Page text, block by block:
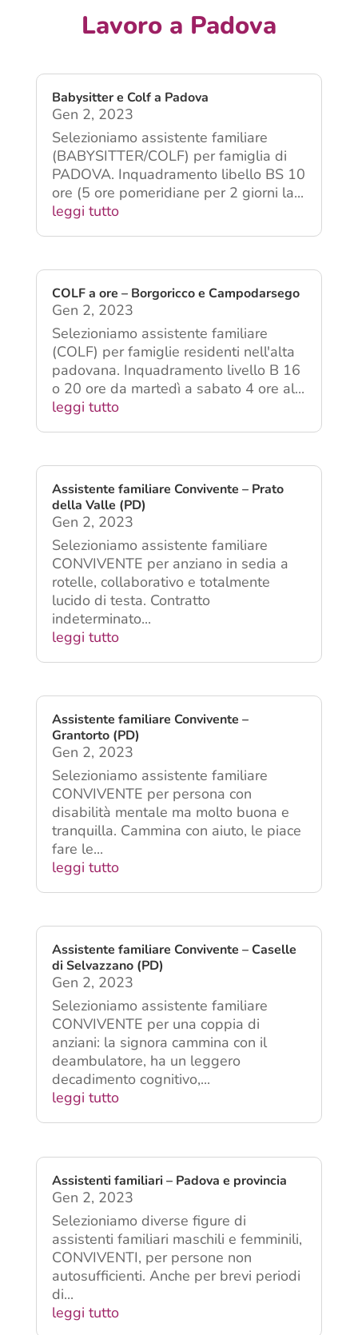
Gen 2, 2023
Selezioniamo assistente familiare
(BABYSITTER/COLF) per famiglia di
PADOVA. Inquadramento libello BS 10
ore (5 ore pomeridiane per 2 giorni la...
leggi tutto
Gen 2, 2023
Selezioniamo assistente familiare
(COLF) per famiglie residenti nell'alta
padovana. Inquadramento livello B 16
o 20 ore da martedì a sabato 4 ore al...
leggi tutto
Assistente familiare Convivente – Prato
Gen 2, 2023
Selezioniamo assistente familiare
CONVIVENTE per anziano in sedia a
rotelle, collaborativo e totalmente
lucido di testa. Contratto
indeterminato...
leggi tutto
Assistente familiare Convivente –
Grantorto (PD)
Gen 2, 2023
Selezioniamo assistente familiare
CONVIVENTE per persona con
disabilità mentale ma molto buona e
tranquilla. Cammina con aiuto, le piace
fare le...
leggi tutto
Assistente familiare Convivente – Caselle
di Selvazzano (PD)
Gen 2, 2023
Selezioniamo assistente familiare
CONVIVENTE per una coppia di
anziani: la signora cammina con il
deambulatore, ha un leggero
decadimento cognitivo,...
leggi tutto
Gen 2, 2023
Selezioniamo diverse figure di
assistenti familiari maschili e femminili,
CONVIVENTI, per persone non
autosufficienti. Anche per brevi periodi
di...